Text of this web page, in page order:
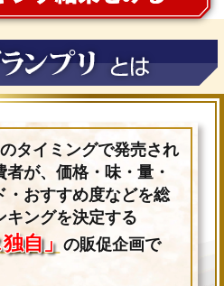
タイミングで発売され
が、価格・味・量・
・おすすめ度​などを総
ングを決定する
自」の販促企画で